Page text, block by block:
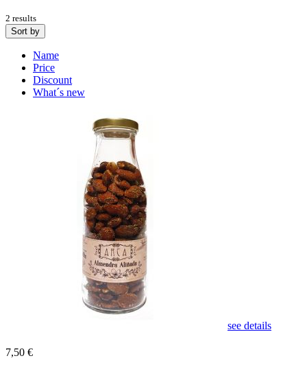
2 results
Sort by
Name
Price
Discount
What´s new
see details
7,50 €